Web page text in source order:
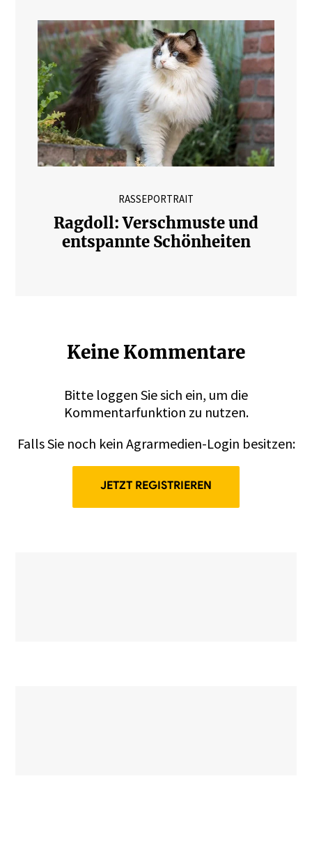
RASSEPORTRAIT
Ragdoll: Verschmuste und
entspannte Schönheiten
Keine Kommentare
Bitte loggen Sie sich ein, um die
Kommentarfunktion zu nutzen.
Falls Sie noch kein Agrarmedien-Login besitzen:
JETZT REGISTRIEREN